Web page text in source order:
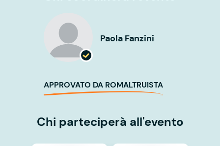
Paola Fanzini
APPROVATO DA ROMALTRUISTA
Chi parteciperà all'evento